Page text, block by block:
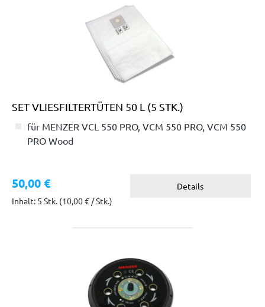
SET VLIESFILTERTÜTEN 50 L (5 STK.)
für MENZER VCL 550 PRO, VCM 550 PRO, VCM 550
PRO Wood
50,00 €
Inhalt: 5 Stk. (10,00 € / Stk.)
Details